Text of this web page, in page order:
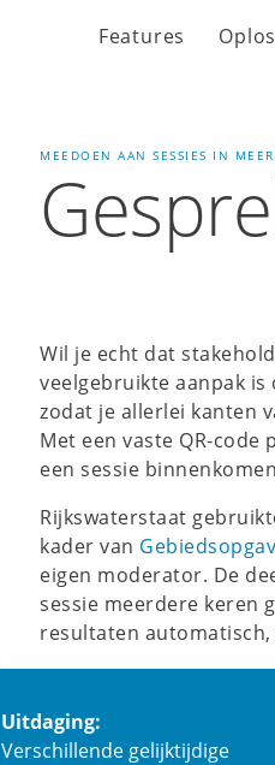
Features
MEEDOEN AAN SESSIES IN
Wil je echt dat
veelgebruikte aanpak
zodat je allerlei kanten
Met een vaste QR-
een sessie
Rijkswaterstaat
kader van
eigen moderator. De
sessie meerdere keren
resultaten
Uitdaging:
Verschillende gelijktijdige